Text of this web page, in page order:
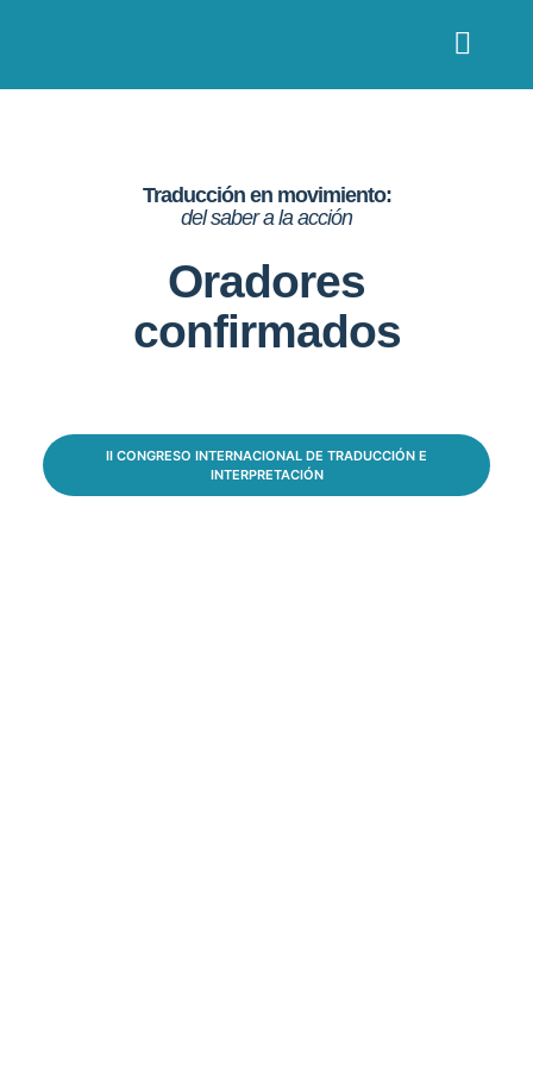
Traducción en movimiento:
del saber a la acción
Oradores
confirmados
II CONGRESO INTERNACIONAL DE TRADUCCIÓN E
INTERPRETACIÓN